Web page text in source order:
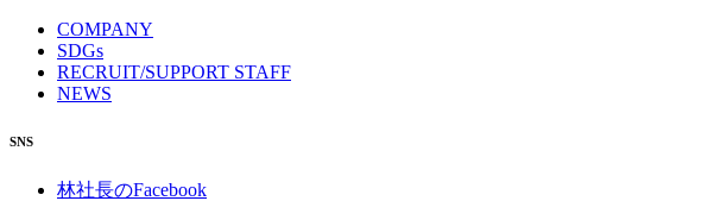
COMPANY
SDGs
RECRUIT/SUPPORT STAFF
NEWS
SNS
林社長のFacebook